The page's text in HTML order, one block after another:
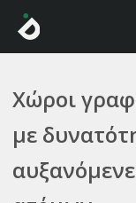
Χώροι
με